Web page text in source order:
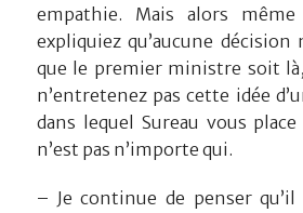
empathie. Mais alors
expliquiez qu’aucune décision
que le premier ministre soit
n’entretenez pas cette idée
dans lequel Sureau vous
n’est pas n’importe qui.
– Je continue de penser